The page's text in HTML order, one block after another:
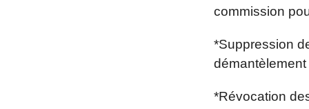
commission
*Suppression
*Révocation